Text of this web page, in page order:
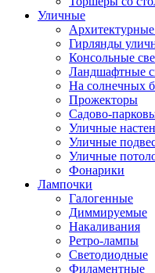
Уличные
Гирлянды
Консольные
Ландшафтные
На солнечных
Прожекторы
Садово-
Уличные
Уличные
Уличные
Фонарики
Лампочки
Галогенные
Диммируемые
Накаливания
Ретро-лампы
Светодиодные
Филаментные